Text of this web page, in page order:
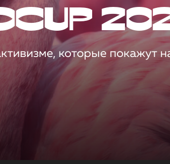
которые покажут